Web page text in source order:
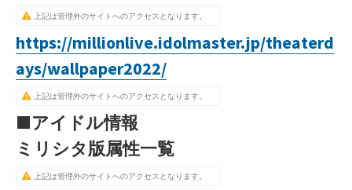
上記は管理外のサイトへのアクセスとなります。
https://millionlive.idolmaster.jp/theaterd
ays/wallpaper2022/
上記は管理外のサイトへのアクセスとなります。
■アイドル情報
ミリシタ版属性一覧
上記は管理外のサイトへのアクセスとなります。